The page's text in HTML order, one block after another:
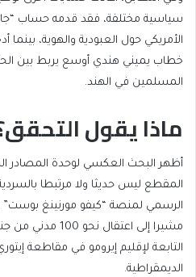
سياسية مختلفة، فقد قدمه حساب
الأمريكي حول العبودية والهوية،
خطاب يميني هندي أوسع يربط بين
المسلمين في الهند.
ماذا يقول
أظهر البحث العكسي لوحدة المصادر
المقطع ليس حديثا ولا مرتبطا
مشيرا إلى اعتقال
التابعة لإقليم إيرومو في مقاطعة
الديمقراطية.